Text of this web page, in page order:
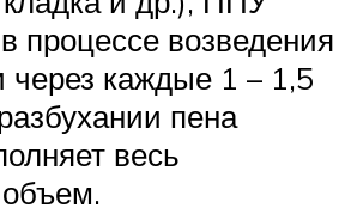
процессе возведения
через каждые 1 – 1,5
пена
весь